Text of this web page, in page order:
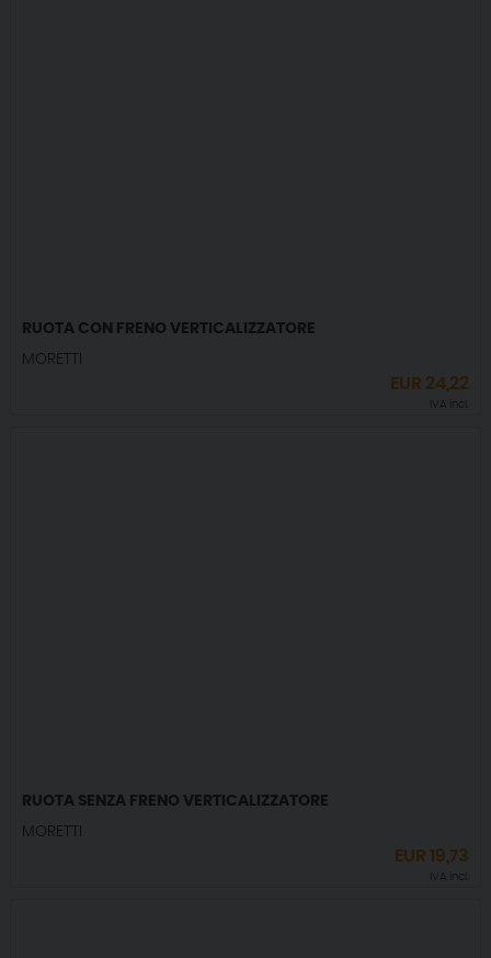
RUOTA CON FRENO VERTICALIZZATORE
MORETTI
EUR 24,22
IVA incl.
RUOTA SENZA FRENO VERTICALIZZATORE
MORETTI
EUR19,73
IVA incl.